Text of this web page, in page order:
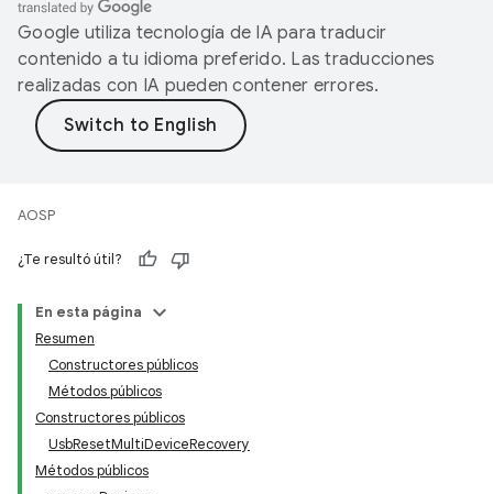
Google utiliza tecnología de IA para traducir
contenido a tu idioma preferido. Las traducciones
realizadas con IA pueden contener errores.
AOSP
¿Te resultó útil?
En esta página
Resumen
Constructores públicos
Métodos públicos
Constructores públicos
UsbResetMultiDeviceRecovery
Métodos públicos